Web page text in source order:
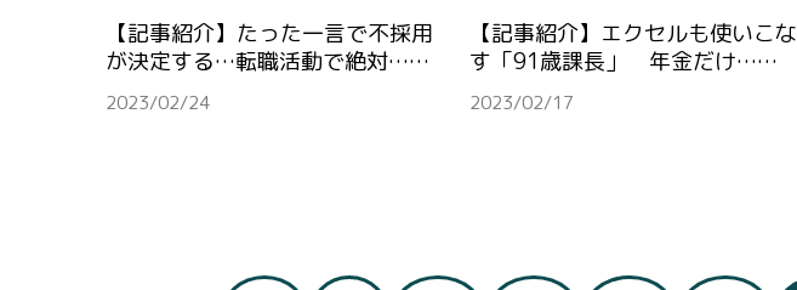
【記事紹介】たった一言で不採用
が決定する…転職活動で絶対……
2023/02/24
【記事紹介】エクセルも使いこな
す「91歳課長」 年金だけ……
2023/02/17